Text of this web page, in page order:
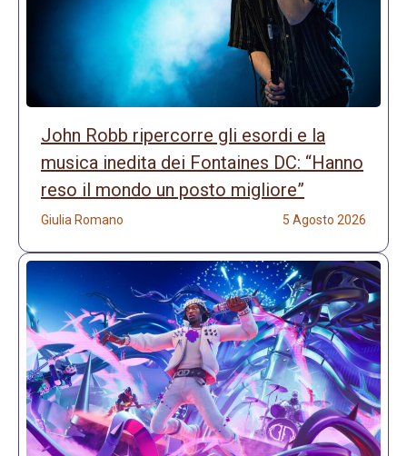
John Robb ripercorre gli esordi e la
musica inedita dei Fontaines DC: “Hanno
reso il mondo un posto migliore”
Giulia Romano 5 Agosto 2026